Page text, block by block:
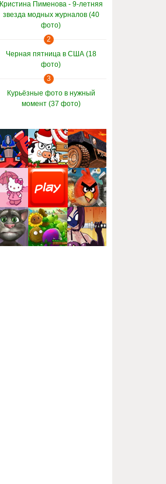
Кристина Пименова - 9-летняя
звезда модных журналов (40
фото)
2
Черная пятница в США (18
фото)
3
Курьёзные фото в нужный
момент (37 фото)